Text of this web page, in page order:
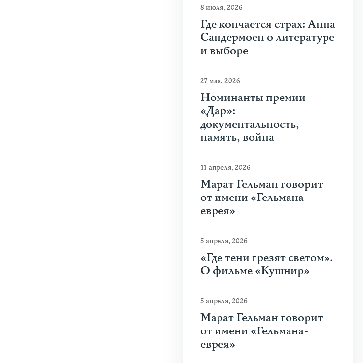
8 июля, 2026
Где кончается страх: Анна
Сандермоен о литературе
и выборе
27 мая, 2026
Номинанты премии
«Дар»:
документальность,
память, война
11 апреля, 2026
Марат Гельман говорит
от имени «Гельмана-
еврея»
5 апреля, 2026
«Где тени грезят светом».
О фильме «Кушнир»
5 апреля, 2026
Марат Гельман говорит
от имени «Гельмана-
еврея»